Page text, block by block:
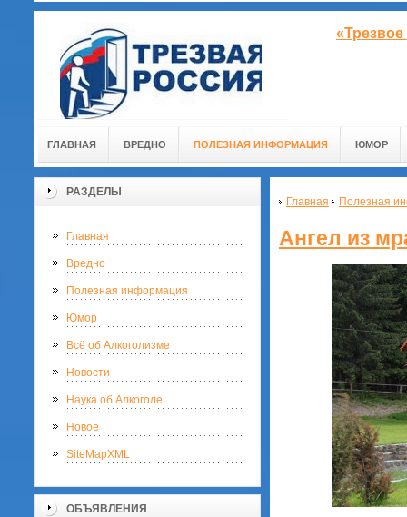
ГЛАВНАЯ ВРЕДНО ПОЛЕЗНАЯ ИНФОРМАЦИЯ ЮМОР
РАЗДЕЛЫ
Главная
Вредно
Полезная информация
Юмор
Всё об Алкоголизме
Новости
Наука об Алкоголе
Новое
SiteMapXML
ОБЪЯВЛЕНИЯ
Главная Полезная
Ангел из